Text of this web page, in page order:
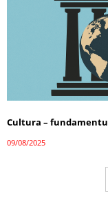
Cultura –
09/08/2025